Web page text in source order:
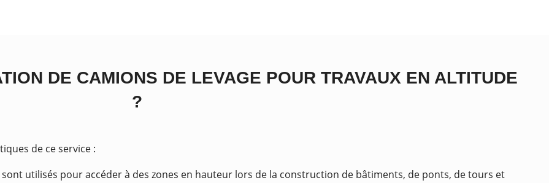
DE CAMIONS DE LEVAGE POUR TRAVAUX EN ALTITUDE
?
de ce service :
sont utilisés pour accéder à des zones en hauteur lors de la construction de bâtiments, de ponts, de tours et